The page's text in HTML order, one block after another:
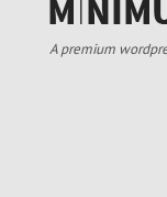
A premium